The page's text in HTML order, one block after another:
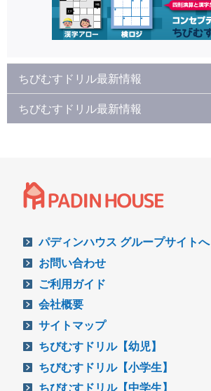
ちびむすドリル最新情報
ちびむすドリル最新情報
パディンハウス グループサイトへ
お問い合わせ
ご利用ガイド
会社概要
サイトマップ
ちびむすドリル【幼児】
ちびむすドリル【小学生】
ちびむすドリル【中学生】